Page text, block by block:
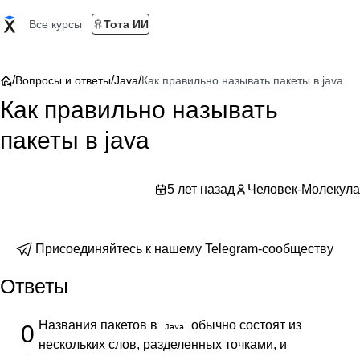
Все курсы Тота ИИ
/Вопросы и ответы/Java/Как правильно называть пакеты в java
Как правильно называть
пакеты в java
5 лет назад Человек-Молекула
Присоединяйтесь к нашему Telegram-сообществу
Ответы
0 Названия пакетов в Java
обычно состоят из
нескольких слов, разделенных точками, и